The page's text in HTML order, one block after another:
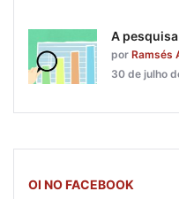
A
por Ramsés
30 de julho
OI NO FACEBOOK